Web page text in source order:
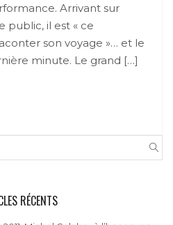
Arrivant sur
public, il est « ce
son voyage »… et le
minute. Le grand […]
RÉCENTS